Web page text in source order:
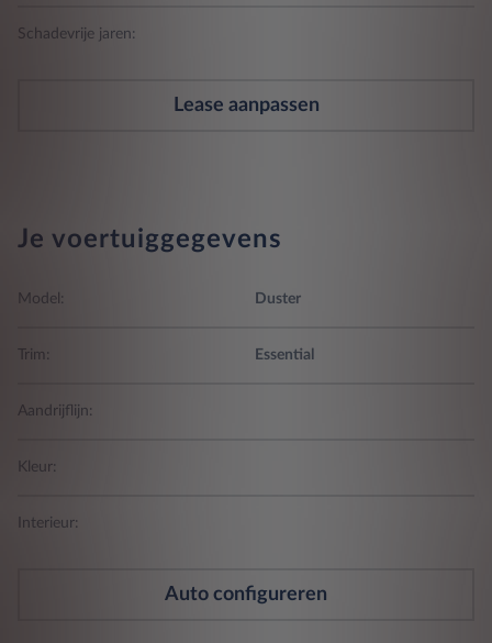
Schadevrije jaren:
Lease aanpassen
Je voertuiggegevens
Model: Duster
Trim: Essential
Aandrijflijn:
Kleur:
Interieur:
Auto configureren